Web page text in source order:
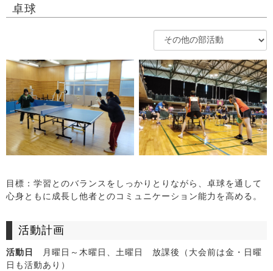
卓球
目標：学習とのバランスをしっかりとりながら、卓球を通して
心身ともに成長し他者とのコミュニケーション能力を高める。
活動計画
活動日
月曜日～木曜日、土曜日 放課後（大会前は金・日曜
日も活動あり）